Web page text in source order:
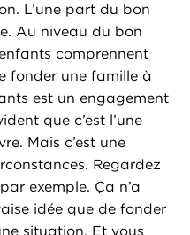
L’une part du bon
Au niveau du bon
comprennent
fonder une famille à
est un engagement
que c’est l’une
Mais c’est une
Regardez
exemple. Ça n’a
idée que de fonder
situation. Et vous